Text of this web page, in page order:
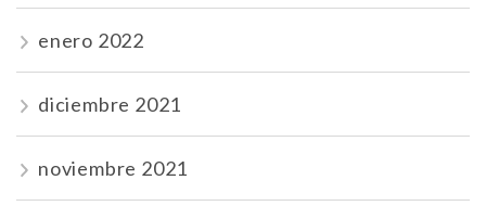
enero 2022
diciembre 2021
noviembre 2021